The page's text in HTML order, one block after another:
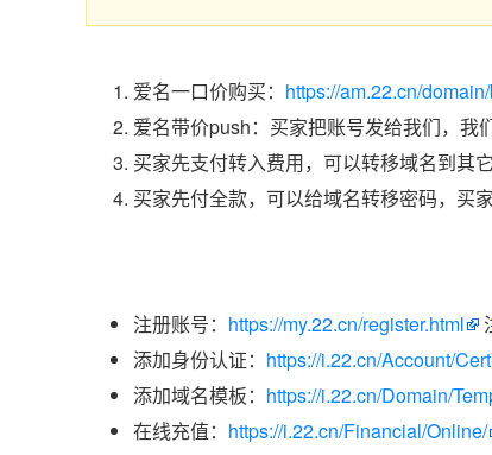
爱名一口价购买： https://am.22.cn/
爱名带价push：买家把账号发给我们，我
买家先支付转入费用，可以转移域名到其
买家先付全款，可以给域名转移密码，买
注册账号： https://my.22.cn/register.html
添加身份认证： https://i.22.cn/Account/
添加域名模板： https://i.22.cn/Domain/
在线充值： https://i.22.cn/Financial/Online/